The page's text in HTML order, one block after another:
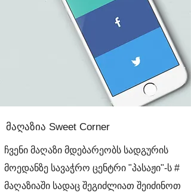
მაღაზია Sweet Corner
ჩვენი მაღაზი მდებარეობს სადგურის
მოედანზე სავაჭრო ცენტრი "პასაჟი"-ს #
მაღაზიაში სადაც შეგიძლიათ შეიძინოთ